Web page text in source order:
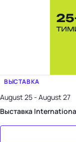
ВЫСТАВКА
August 25 - August 27
Выставка